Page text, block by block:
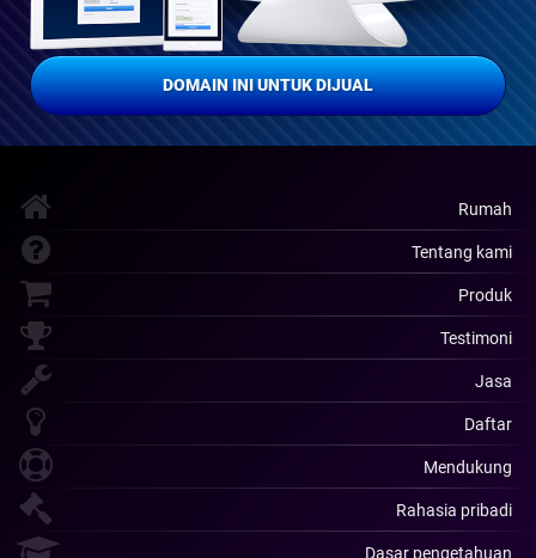
DOMAIN INI UNTUK DIJUAL
Rumah
Tentang kami
Produk
Testimoni
Jasa
Daftar
Mendukung
Rahasia pribadi
Dasar pengetahuan